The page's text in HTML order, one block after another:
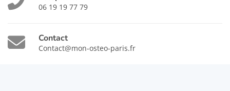
06 19 19 77 79
Contact
Contact@mon-osteo-paris.fr